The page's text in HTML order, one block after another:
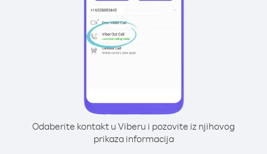
Odaberite kontakt u Viberu i pozovite iz njihovog
prikaza informacija